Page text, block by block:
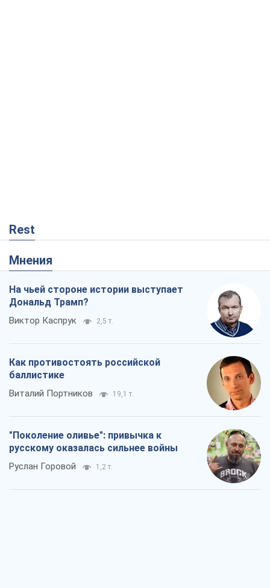
Rest
Мнения
На чьей стороне истории выступает
Дональд Трамп?
Виктор Каспрук 2,5 т.
Как противостоять российской
баллистике
Виталий Портников 19,1 т.
"Поколение оливье": привычка к
русскому оказалась сильнее войны
Руслан Горовой 1,2 т.